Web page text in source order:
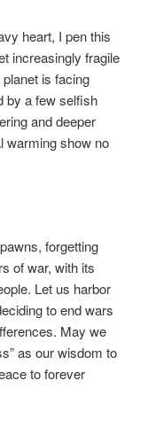
heart, I pen this
increasingly fragile
is facing
by a few selfish
and deeper
warming show no
forgetting
of war, with its
Let us harbor
to end wars
May we
as our wisdom to
to forever